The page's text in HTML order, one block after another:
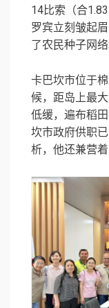
14比索（合
罗宾立刻皱起
了农民种子网
卡巴坎市位于
候，距岛上最
低缓，遍布稻
坎市政府供职
析，他还兼营